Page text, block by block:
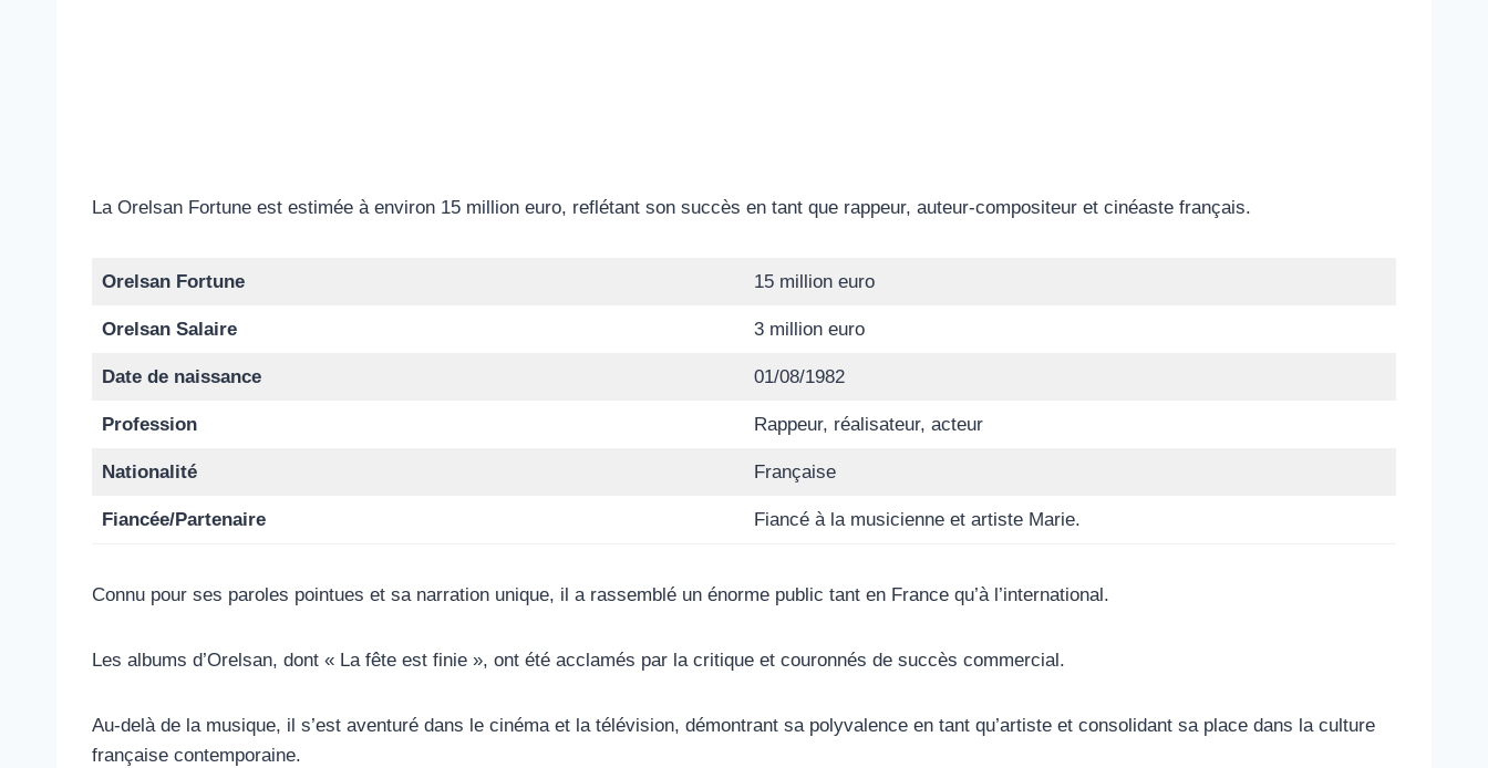
La Orelsan Fortune est estimée à environ 15 million euro, reflétant son succès en tant que rappeur, auteur-compositeur et cinéaste français.
Orelsan Fortune 15 million euro
Orelsan Salaire 3 million euro
Date de naissance 01/08/1982
Profession Rappeur, réalisateur, acteur
Nationalité Française
Fiancée/Partenaire Fiancé à la musicienne et artiste Marie.
Connu pour ses paroles pointues et sa narration unique, il a rassemblé un énorme public tant en France qu’à l’international.
Les albums d’Orelsan, dont « La fête est finie », ont été acclamés par la critique et couronnés de succès commercial.
Au-delà de la musique, il s’est aventuré dans le cinéma et la télévision, démontrant sa polyvalence en tant qu’artiste et consolidant sa place dans la culture
française contemporaine.